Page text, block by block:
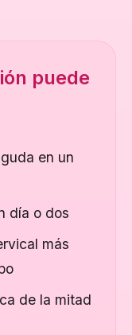
puede
en un
día o dos
más
de la mitad